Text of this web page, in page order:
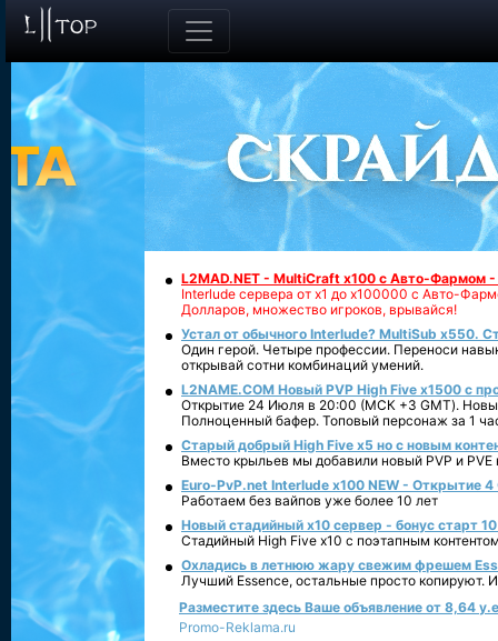
L2MAD.NET - MultiCraft x100 с Авто-Фармом
Interlude сервера от х1 до х100000 с Авто-
Долларов, множество игроков, врывайся!
Устал от обычного Interlude? MultiSub x550.
Один герой. Четыре профессии. Переноси
открывай сотни комбинаций умений.
L2NAME.COM Новый PVP High Five x1500 с
Открытие 24 Июля в 20:00 (МСК +3 GMT).
Полноценный бафер. Топовый персонаж за 1
Старый добрый High Five x5 но с новым
Вместо крыльев мы добавили новый PVP и PVE
Euro-PvP.net Interlude х100 NEW - Открытие 4
Работаем без вайпов уже более 10 лет
Новый стадийный х10 сервер - бонус старт
Стадийный High Five x10 с поэтапным
Охладись в летнюю жару свежим фрешем
Лучший Essence, остальные просто копируют.
Разместите здесь Ваше объявление от 8,64
Promo-Reklama.ru